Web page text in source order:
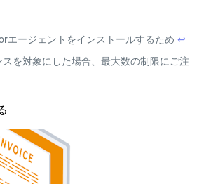
エージェントをインストールするため↩
を対象にした場合、最大数の制限にご注